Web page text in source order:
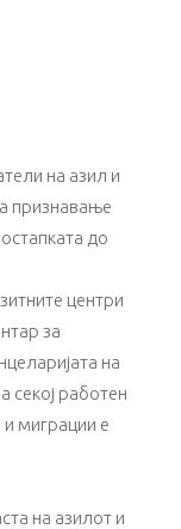
на азил и
признавање
до
центри
за
на
секој работен
миграции е
на азилот и